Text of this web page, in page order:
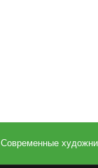
Современные